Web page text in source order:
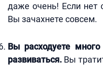
даже очень! Если нет
Вы зачахнете совсем.
Вы расходуете
развиваться.Вы